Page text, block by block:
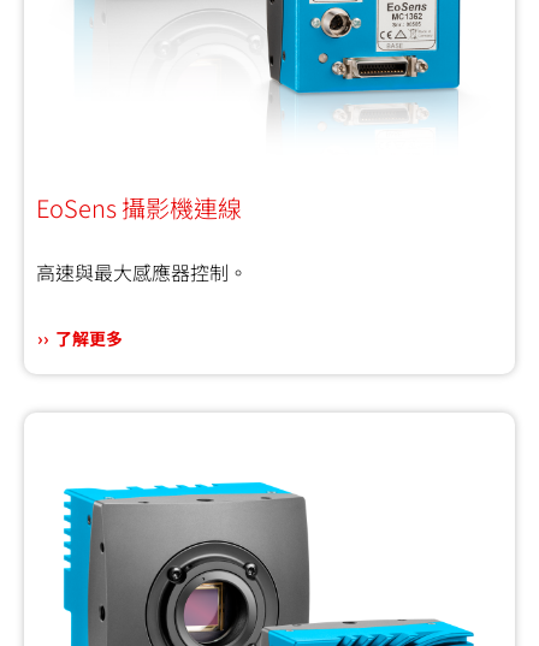
EoSens 攝影機連線
高速與最大感應器控制。
了解更多